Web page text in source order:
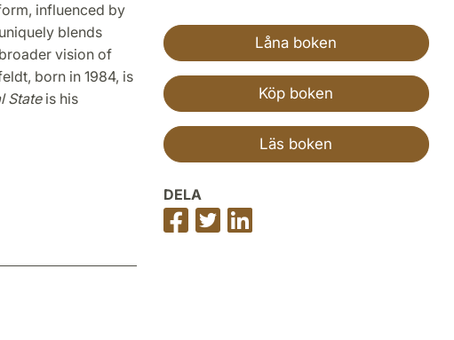
influenced by
blends
vision of
born in 1984, is
Stateis his
Låna boken
Köp boken
Läs boken
DELA
Dela
på
Dela
på
på